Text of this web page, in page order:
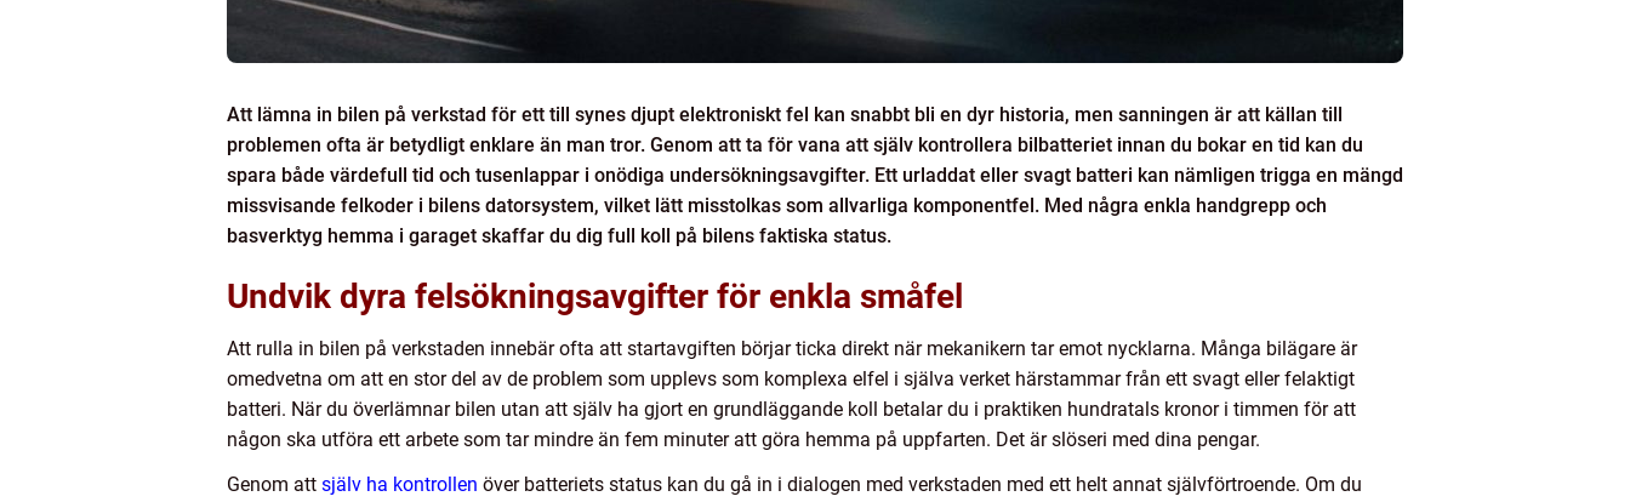
Att lämna in bilen på verkstad för ett till synes djupt elektroniskt fel kan snabbt bli en dyr historia, men sanningen är att källan till
problemen ofta är betydligt enklare än man tror. Genom att ta för vana att själv kontrollera bilbatteriet innan du bokar en tid kan du
spara både värdefull tid och tusenlappar i onödiga undersökningsavgifter. Ett urladdat eller svagt batteri kan nämligen trigga en mängd
missvisande felkoder i bilens datorsystem, vilket lätt misstolkas som allvarliga komponentfel. Med några enkla handgrepp och
basverktyg hemma i garaget skaffar du dig full koll på bilens faktiska status.
Undvik dyra felsökningsavgifter för enkla småfel
Att rulla in bilen på verkstaden innebär ofta att startavgiften börjar ticka direkt när mekanikern tar emot nycklarna. Många bilägare är
omedvetna om att en stor del av de problem som upplevs som komplexa elfel i själva verket härstammar från ett svagt eller felaktigt
batteri. När du överlämnar bilen utan att själv ha gjort en grundläggande koll betalar du i praktiken hundratals kronor i timmen för att
någon ska utföra ett arbete som tar mindre än fem minuter att göra hemma på uppfarten. Det är slöseri med dina pengar.
Genom att själv ha kontrollen över batteriets status kan du gå in i dialogen med verkstaden med ett helt annat självförtroende. Om du